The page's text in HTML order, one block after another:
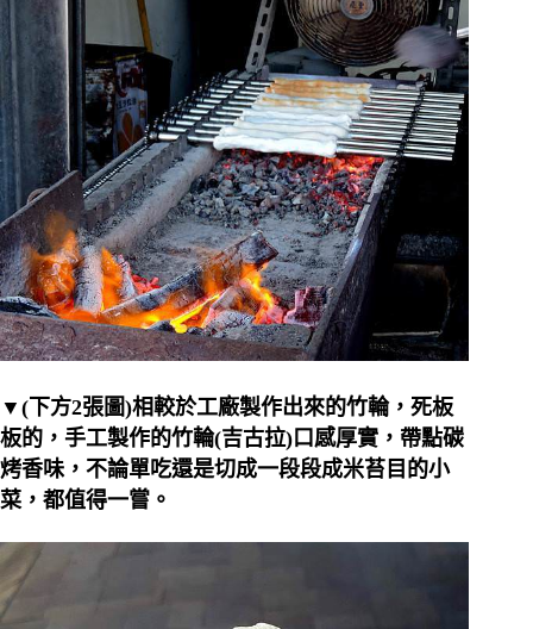
▼(下方2張圖)相較於工廠製作出來的竹輪，死板
板的，手工製作的竹輪(吉古拉)口感厚實，帶點碳
烤香味，不論單吃還是切成一段段成米苔目的小
菜，都值得一嘗。